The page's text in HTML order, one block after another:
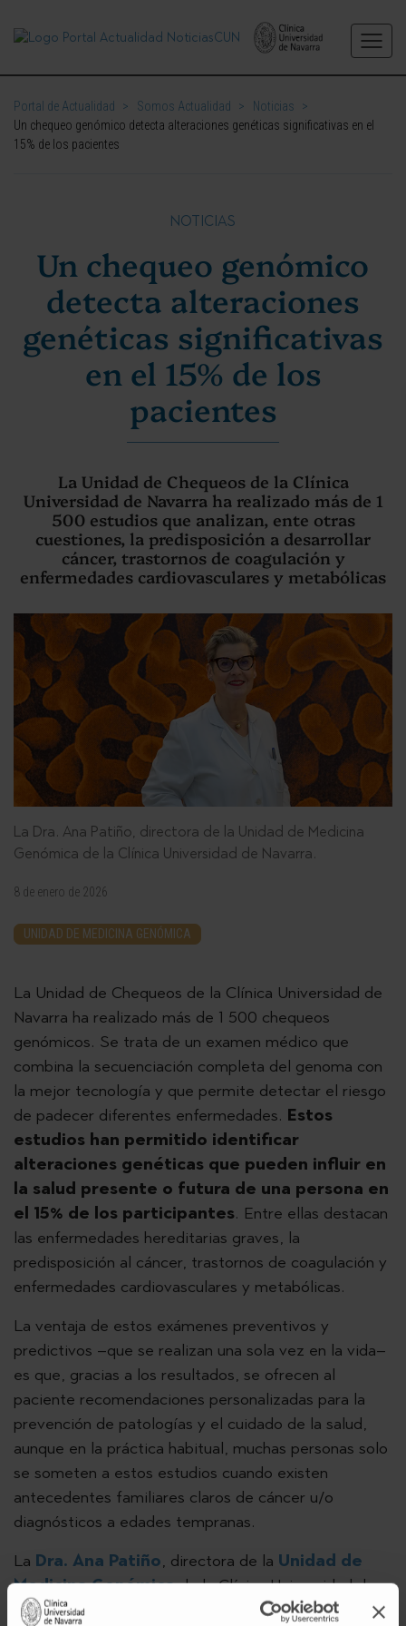
Portal de Actualidad > Somos Actualidad > Noticias
>
Un chequeo genómico detecta alteraciones genéticas significativas en el
15% de los pacientes
NOTICIAS
Un chequeo genómico
detecta alteraciones
genéticas significativas
en el 15% de los
pacientes
La Unidad de Chequeos de la Clínica
Universidad de Navarra ha realizado más de 1
500 estudios que analizan, ente otras
cuestiones, la predisposición a desarrollar
cáncer, trastornos de coagulación y
enfermedades cardiovasculares y metabólicas
La Dra. Ana Patiño, directora de la Unidad de Medicina
Genómica de la Clínica Universidad de Navarra.
8 de enero de 2026
UNIDAD DE MEDICINA GENÓMICA
La Unidad de Chequeos de la Clínica Universidad de
Navarra ha realizado más de 1 500 chequeos
genómicos. Se trata de un examen médico que
combina la secuenciación completa del genoma con
la mejor tecnología y que permite detectar el riesgo
de padecer diferentes enfermedades. Estos
estudios han permitido identificar
alteraciones genéticas que pueden influir en
la salud presente o futura de una persona en
el 15% de los participantes. Entre ellas destacan
las enfermedades hereditarias graves, la
predisposición al cáncer, trastornos de coagulación y
enfermedades cardiovasculares y metabólicas.
La ventaja de estos exámenes preventivos y
predictivos –que se realizan una sola vez en la vida–
es que, gracias a los resultados, se ofrecen al
paciente recomendaciones personalizadas para la
prevención de patologías y el cuidado de la salud,
aunque en la práctica habitual, muchas personas solo
se someten a estos estudios cuando existen
antecedentes familiares claros de cáncer u/o
diagnósticos a edades tempranas.
La Dra. Ana Patiño, directora de la Unidad de
Medicina Genómicade la Clínica Universidad de
Navarra, explica que “este tipo de chequeo consiste